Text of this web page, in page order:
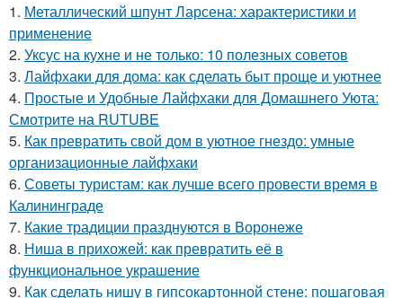
1. Металлический шпунт Ларсена: характеристики и
применение
2. Уксус на кухне и не только: 10 полезных советов
3. Лайфхаки для дома: как сделать быт проще и уютнее
4. Простые и Удобные Лайфхаки для Домашнего Уюта:
Смотрите на RUTUBE
5. Как превратить свой дом в уютное гнездо: умные
организационные лайфхаки
6. Советы туристам: как лучше всего провести время в
Калининграде
7. Какие традиции празднуются в Воронеже
8. Ниша в прихожей: как превратить её в
функциональное украшение
9. Как сделать нишу в гипсокартонной стене: пошаговая